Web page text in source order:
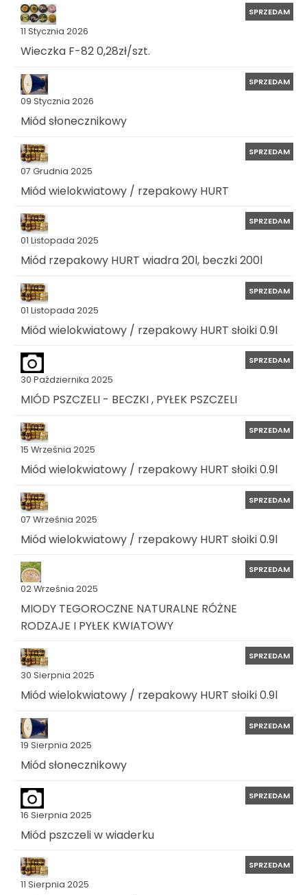
11 Stycznia 2026
SPRZEDAM
Wieczka F-82 0,28zł/szt.
09 Stycznia 2026
SPRZEDAM
Miód słonecznikowy
07 Grudnia 2025
SPRZEDAM
Miód wielokwiatowy / rzepakowy HURT
01 Listopada 2025
SPRZEDAM
Miód rzepakowy HURT wiadra 20l, beczki 200l
01 Listopada 2025
SPRZEDAM
Miód wielokwiatowy / rzepakowy HURT słoiki 0.9l
30 Października 2025
SPRZEDAM
MIÓD PSZCZELI - BECZKI , PYŁEK PSZCZELI
15 Września 2025
SPRZEDAM
Miód wielokwiatowy / rzepakowy HURT słoiki 0.9l
07 Września 2025
SPRZEDAM
Miód wielokwiatowy / rzepakowy HURT słoiki 0.9l
02 Września 2025
SPRZEDAM
MIODY TEGOROCZNE NATURALNE RÓŻNE
RODZAJE I PYŁEK KWIATOWY
30 Sierpnia 2025
SPRZEDAM
Miód wielokwiatowy / rzepakowy HURT słoiki 0.9l
19 Sierpnia 2025
SPRZEDAM
Miód słonecznikowy
16 Sierpnia 2025
SPRZEDAM
Miód pszczeli w wiaderku
11 Sierpnia 2025
SPRZEDAM